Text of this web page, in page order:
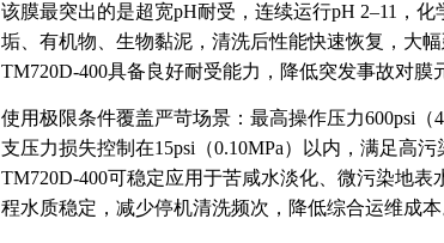
该膜最突出的是超宽pH耐受，连续运行pH 2–11，
垢、有机物、生物黏泥，清洗后性能快速恢复，大
TM720D-400具备良好耐受能力，降低突发事故对膜
使用极限条件覆盖严苛场景：最高操作压力600psi
支压力损失控制在15psi（0.10MPa）以内，满足高
TM720D-400可稳定应用于苦咸水淡化、微污染地
程水质稳定，减少停机清洗频次，降低综合运维成本